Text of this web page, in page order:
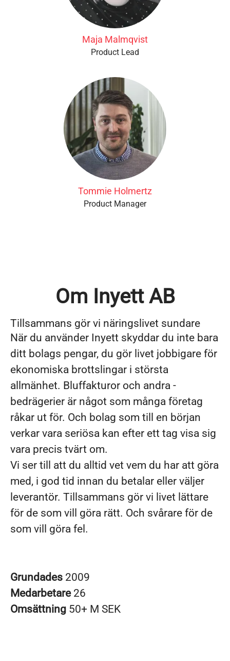
Maja Malmqvist
Product Lead
Tommie Holmertz
Product Manager
Om Inyett AB
Tillsammans gör vi näringslivet sundare
När du använder Inyett skyddar du inte bara
ditt ­bolags pengar, du gör livet jobbigare för
ekonomiska brottslingar i största
allmänhet. Bluffakturor och andra ­
bedrägerier är något som många företag
råkar ut för. Och bolag som till en början
verkar vara seriösa kan ­efter ett tag visa sig
vara precis tvärt om.
Vi ser till att du alltid vet vem du har att göra
med, i god tid innan du betalar eller väljer
leverantör. Tillsammans gör vi livet lättare
för de som vill göra rätt. Och svårare för de
som vill göra fel.
Grundades 2009
Medarbetare 26
Omsättning 50+ M SEK